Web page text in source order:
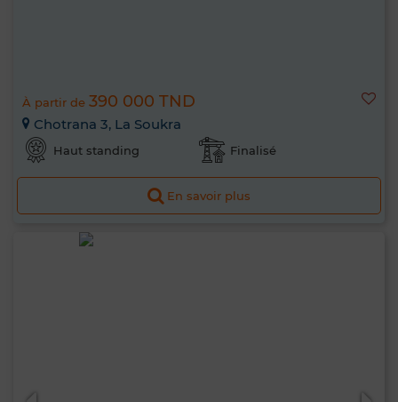
À partir de 390 000 TND
Chotrana 3, La Soukra
Haut standing Finalisé
En savoir plus